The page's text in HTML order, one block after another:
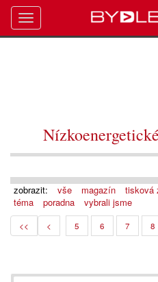
zobrazit: vše magazín tisková
téma
poradna vybrali jsme
<< < 5 6 7 8
Toggle
navigation